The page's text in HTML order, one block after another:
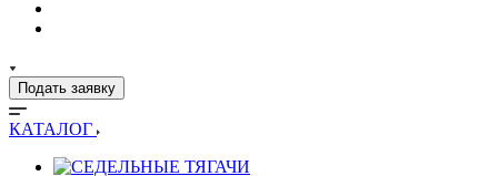
Подать заявку
КАТАЛОГ